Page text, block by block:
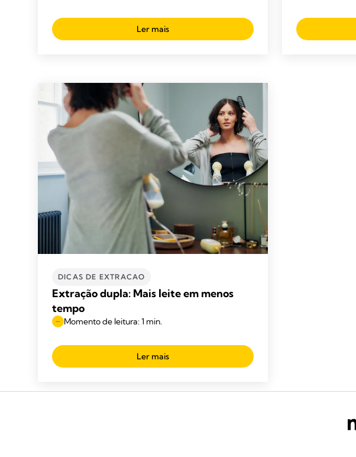
Ler mais
DICAS DE EXTRACAO
Extração dupla: Mais leite em menos
tempo
Momento de leitura: 1 min.
Ler mais